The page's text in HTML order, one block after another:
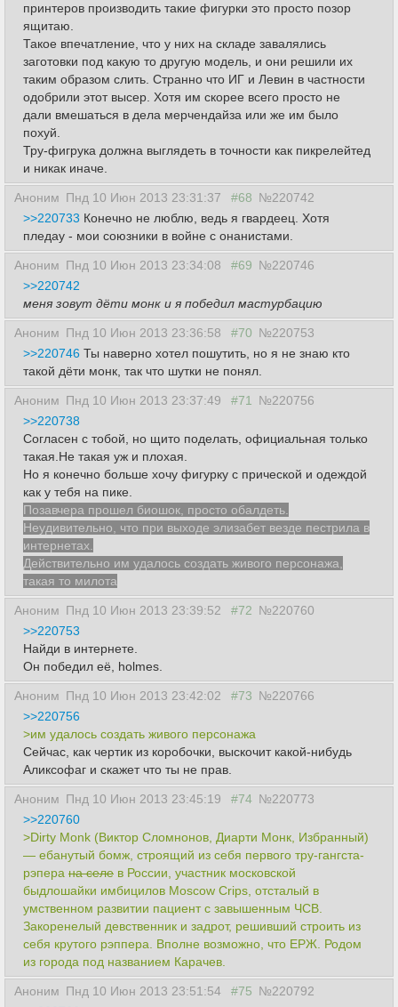
принтеров производить такие фигурки это просто позор
ящитаю.
Такое впечатление, что у них на складе завалялись
заготовки под какую то другую модель, и они решили их
таким образом слить. Странно что ИГ и Левин в частности
одобрили этот высер. Хотя им скорее всего просто не
дали вмешаться в дела мерчендайза или же им было
похуй.
Тру-фигрука должна выглядеть в точности как пикрелейтед
и никак иначе.
Аноним Пнд 10 Июн 2013 23:31:37 #68 №220742
>>220733 Конечно не люблю, ведь я гвардеец. Хотя
пледау - мои союзники в войне с онанистами.
Аноним Пнд 10 Июн 2013 23:34:08 #69 №220746
>>220742
меня зовут дёти монк и я победил мастурбацию
Аноним Пнд 10 Июн 2013 23:36:58 #70 №220753
>>220746 Ты наверно хотел пошутить, но я не знаю кто
такой дёти монк, так что шутки не понял.
Аноним Пнд 10 Июн 2013 23:37:49 #71
№220756
>>220738
Согласен с тобой, но щито поделать, официальная только
такая.Не такая уж и плохая.
Но я конечно больше хочу фигурку с прической и одеждой
как у тебя на пике.
Позавчера прошел биошок, просто обалдеть.
Неудивительно, что при выходе элизабет везде пестрила в
интернетах.
Действительно им удалось создать живого персонажа,
такая то милота
Аноним Пнд 10 Июн 2013 23:39:52 #72 №220760
>>220753
Найди в интернете.
Он победил её, holmes.
Аноним Пнд 10 Июн 2013 23:42:02 #73 №220766
>>220756
>им удалось создать живого персонажа
Сейчас, как чертик из коробочки, выскочит какой-нибудь
Аликсофаг и скажет что ты не прав.
Аноним Пнд 10 Июн 2013 23:45:19 #74 №220773
>>220760
>Dirty Monk (Виктор Сломнонов, Диарти Монк, Избранный)
— ебанутый бомж, строящий из себя первого тру-гангста-
рэпера на селе в России, участник московской
быдлошайки имбицилов Moscow Crips, отсталый в
умственном развитии пациент с завышенным ЧСВ.
Закоренелый девственник и задрот, решивший строить из
себя крутого рэппера. Вполне возможно, что ЕРЖ. Родом
из города под названием Карачев.
Аноним Пнд 10 Июн 2013 23:51:54 #75 №220792